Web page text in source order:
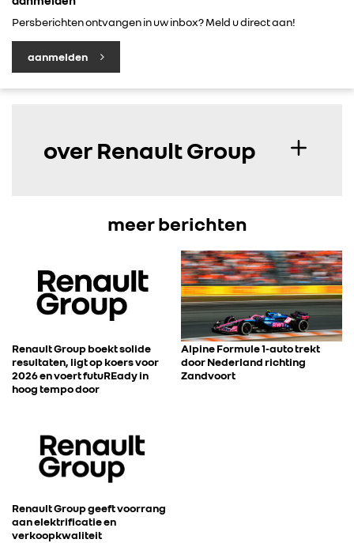
DACIA
CONTACT
Persberichten ontvangen in uw inbox? Meld u direct aan!
aanmelden
over Renault Group
meer berichten
Renault Group boekt solide
resultaten, ligt op koers voor
2026 en voert futuREady in
hoog tempo door
Alpine Formule 1-auto trekt
door Nederland richting
Zandvoort
Renault Group geeft voorrang
aan elektrificatie en
verkoopkwaliteit